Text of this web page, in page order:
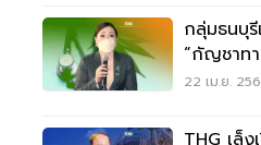
กลุ่มธนบุรี
“กัญชาท
4 หมื่นล้า
22 เม.ย.